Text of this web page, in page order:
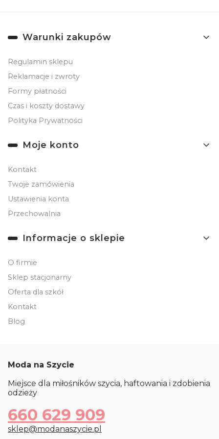
Linki w stopce
Warunki zakupów
Regulamin sklepu
Reklamacje i zwroty
Formy płatności
Czas i koszty dostawy
Polityka Prywatności
Moje konto
Kontakt
Twoje zamówienia
Ustawienia konta
Przechowalnia
Informacje o sklepie
O firmie
Sklep stacjonarny
Oferta dla szkół
Kontakt
Blog
Moda na Szycie
Miejsce dla miłośników szycia, haftowania i zdobienia
odzieży
660 629 909
sklep@modanaszycie.pl